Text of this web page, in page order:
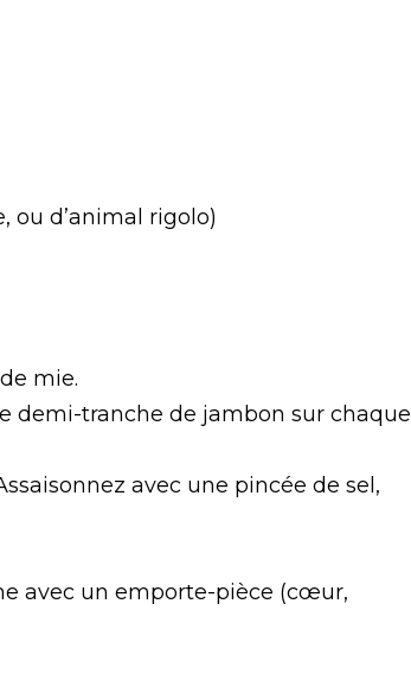
ou d’animal rigolo)
mie.
demi-tranche de jambon sur chaque
avec une pincée de sel,
avec un emporte-pièce (cœur,